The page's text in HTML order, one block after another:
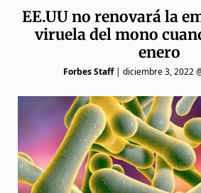
EE.UU no renovará la
viruela del mono
enero
Forbes Staff| diciembre 3, 2022